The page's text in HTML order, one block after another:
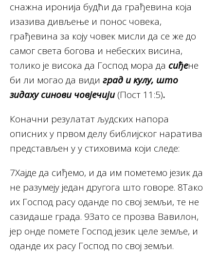
снажна иронија будћи да грађевина која
изазива дивљење и понос човека,
грађевина за коју човек мисли да се же до
самог света богова и небеских висина,
толико је висока да Господ мора да сиђене
би ли могао да види град и кулу, што
зидаху синови човјечији(Пост 11:5).
Коначни резулатат људских напора
описних у првом делу библијског наратива
представљен у у стиховима који следе:
7Хајде да сиђемо, и да им пометемо језик да
не разумеју један другога што говоре. 8Тако
их Господ расу оданде по свој земљи, те не
сазидаше града. 9Зато се прозва Вавилон,
јер онде помете Господ језик целе земље, и
оданде их расу Господ по свој земљи.